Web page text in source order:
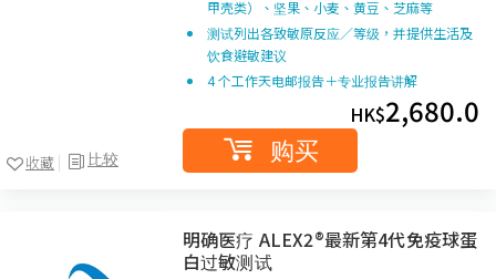
比较
收藏
甲壳类）、坚果、小麦、黄豆、芝麻等
测试列出各致敏原反应／等级，并提供生活及
饮食避敏建议
4 个工作天电邮报告＋专业报告讲解
HK$2,680.0
购买
明确医疗 ALEX2®最新第4代免疫球蛋
白过敏测试